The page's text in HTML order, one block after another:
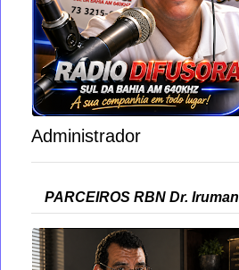
Administrador
PARCEIROS RBN Dr. Iruman